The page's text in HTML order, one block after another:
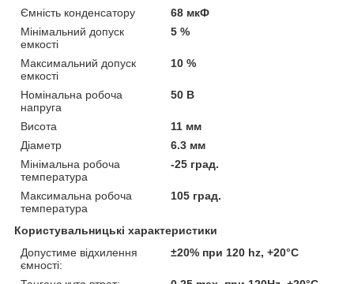
Ємність конденсатору
68 мкФ
Мінімальний допуск
емкості
5 %
Максимальний допуск
емкості
10 %
Номінальна робоча
напруга
50 В
Висота
11 мм
Діаметр
6.3 мм
Мінімальна робоча
температура
-25 град.
Максимальна робоча
температура
105 град.
Користувальницькі характеристики
Допустиме відхилення
ємності:
±20% при 120 hz, +20°C